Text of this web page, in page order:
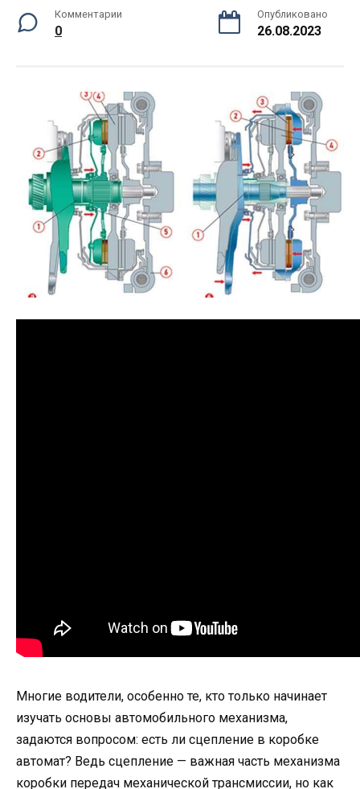
Комментарии
0
Опубликовано
26.08.2023
Многие водители, особенно те, кто только начинает
изучать основы автомобильного механизма,
задаются вопросом: есть ли сцепление в коробке
автомат? Ведь сцепление — важная часть механизма
коробки передач механической трансмиссии, но как